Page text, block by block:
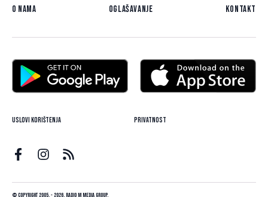
O nama Oglašavanje Kontakt
Uslovi korištenja Privatnost
© Copyright 2005. - 2026. Radio M Media Group.